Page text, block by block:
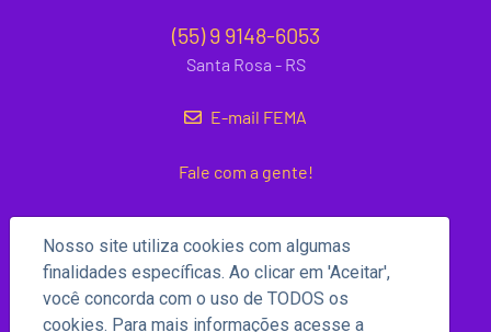
Nosso site utiliza cookies com algumas
finalidades específicas. Ao clicar em 'Aceitar',
você concorda com o uso de TODOS os
cookies. Para mais informações acesse a
(55) 9 9148-6053
Santa Rosa - RS
E-mail FEMA
Fale com a gente!